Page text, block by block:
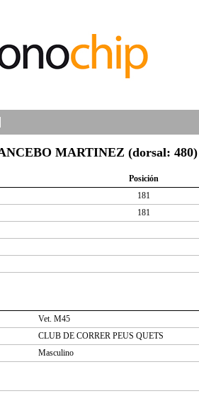
MARTINEZ (dorsal: 480)
Posición
181
181
Vet. M45
CLUB DE CORRER PEUS QUETS
Masculino